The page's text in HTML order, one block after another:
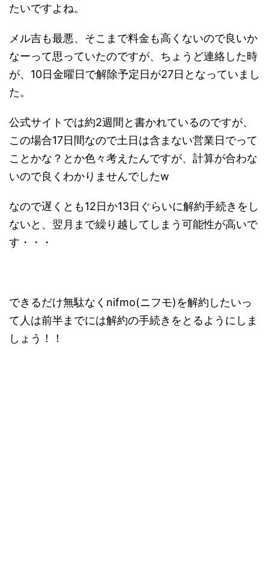
たいですよね。
メル吉も最悪、そこまで料金も高くないので良いか
なーって思っていたのですが、ちょうど連絡した時
が、10日金曜日で解除予定日が27日となっていまし
た。
公式サイトでは約2週間と書かれているのですが、
この場合17日間なので土日は含まない営業日でって
ことかな？とか色々考えたんですが、計算が合わな
いので良くわかりませんでしたw
なので遅くとも12日か13日ぐらいに解約手続きをし
ないと、翌月まで繰り越してしまう可能性が高いで
す・・・
できるだけ無駄なくnifmo(ニフモ)を解約したいっ
て人は前半までには解約の手続きをとるようにしま
しょう！！